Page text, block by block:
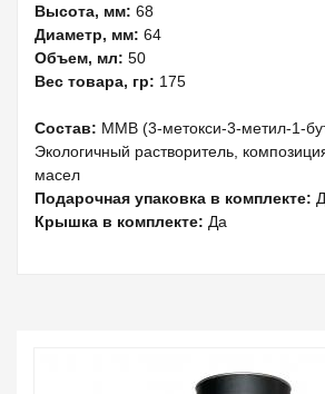
Высота, мм: 68
Диаметр, мм: 64
Объем, мл: 50
Вес товара, гр: 175
Состав: MMB (3-метокси-3-метил-1-
Экологичный растворитель,
масел
Подарочная упаковка в комплекте:
Крышка в комплекте: Да